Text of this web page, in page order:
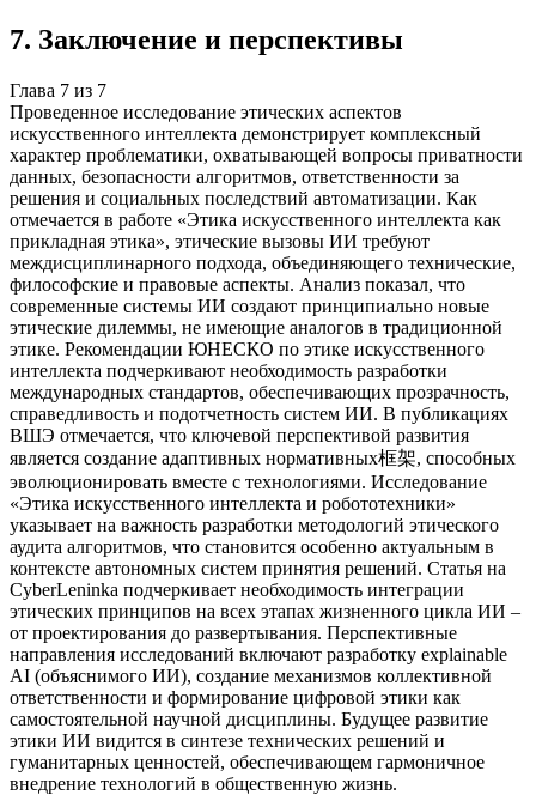
7. Заключение и перспективы
Глава 7 из 7
Проведенное исследование этических аспектов
искусственного интеллекта демонстрирует комплексный
характер проблематики, охватывающей вопросы приватности
данных, безопасности алгоритмов, ответственности за
решения и социальных последствий автоматизации. Как
отмечается в работе «Этика искусственного интеллекта как
прикладная этика», этические вызовы ИИ требуют
междисциплинарного подхода, объединяющего технические,
философские и правовые аспекты. Анализ показал, что
современные системы ИИ создают принципиально новые
этические дилеммы, не имеющие аналогов в традиционной
этике. Рекомендации ЮНЕСКО по этике искусственного
интеллекта подчеркивают необходимость разработки
международных стандартов, обеспечивающих прозрачность,
справедливость и подотчетность систем ИИ. В публикациях
ВШЭ отмечается, что ключевой перспективой развития
является создание адаптивных нормативных框架, способных
эволюционировать вместе с технологиями. Исследование
«Этика искусственного интеллекта и робототехники»
указывает на важность разработки методологий этического
аудита алгоритмов, что становится особенно актуальным в
контексте автономных систем принятия решений. Статья на
CyberLeninka подчеркивает необходимость интеграции
этических принципов на всех этапах жизненного цикла ИИ –
от проектирования до развертывания. Перспективные
направления исследований включают разработку explainable
AI (объяснимого ИИ), создание механизмов коллективной
ответственности и формирование цифровой этики как
самостоятельной научной дисциплины. Будущее развитие
этики ИИ видится в синтезе технических решений и
гуманитарных ценностей, обеспечивающем гармоничное
внедрение технологий в общественную жизнь.